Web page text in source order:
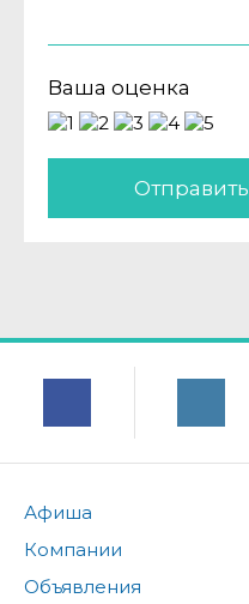
Ваша оценка
Отправить
Афиша
Компании
Объявления